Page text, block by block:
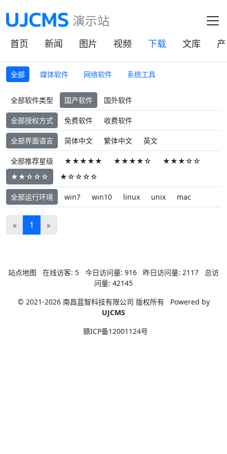
首页 新闻 图片 视频 下载 文库
全部 媒体软件 网络软件 系统工具
全部软件类型 国产软件 国外软件
全部授权方式 免费软件 收费软件
全部界面语言 简体中文 繁体中文 英文
全部推荐星级 ★★★★★ ★★★★☆
★★★☆☆
★★☆☆☆
★☆☆☆☆
全部运行环境 win7 win10 linux unix mac
« 1 »
站点地图 在线访客: 5 今日访问量: 916 昨日访问量: 2117
总访
问量: 42145
© 2021-2026 南昌蓝智科技有限公司 版权所有
Powered by
UJCMS
赣ICP备12001124号